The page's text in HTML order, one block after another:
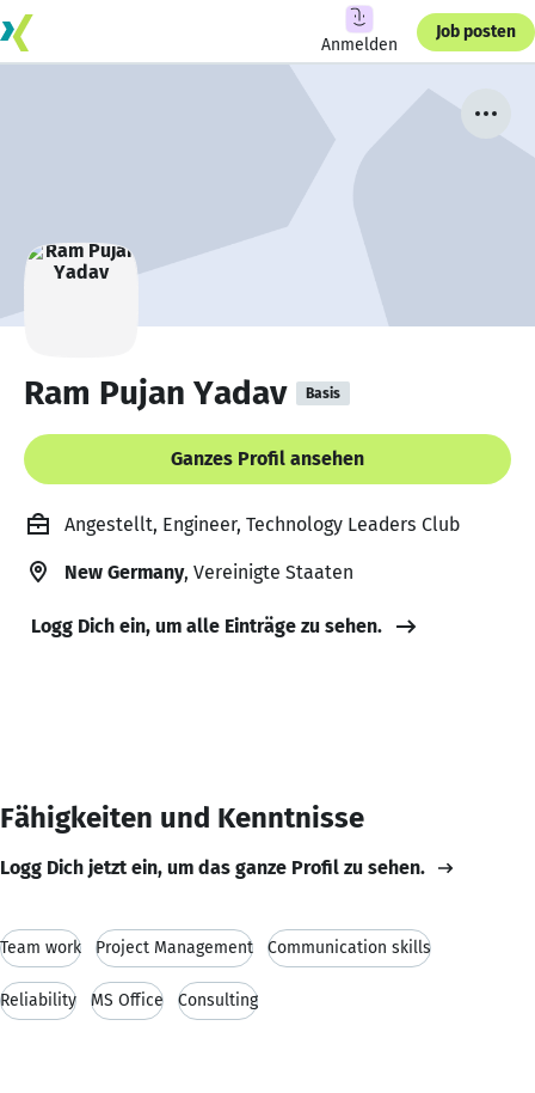
Anmelden
Job posten
Ram Pujan Yadav Basis
Ganzes Profil ansehen
Angestellt, Engineer, Technology Leaders Club
New Germany, Vereinigte Staaten
Logg Dich ein, um alle Einträge zu sehen.
Fähigkeiten und Kenntnisse
Logg Dich jetzt ein, um das ganze Profil zu sehen.
Team work Project Management Communication skills
Reliability MS Office Consulting